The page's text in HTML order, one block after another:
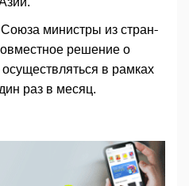
министры из стран-
решение о
осуществляться в рамках
раз в месяц.